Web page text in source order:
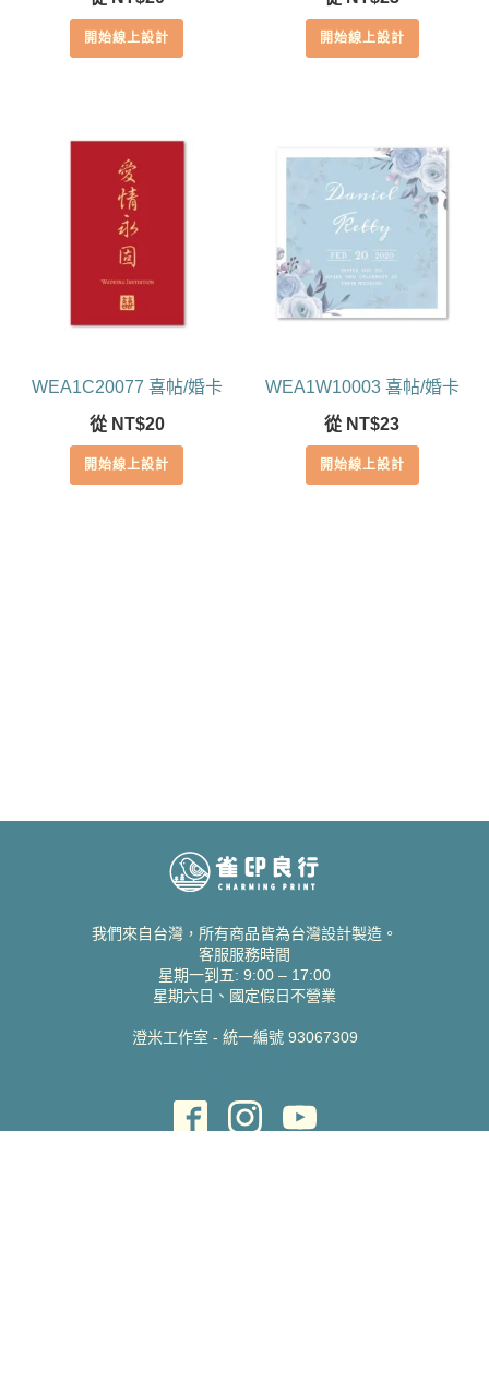
開始線上設計 開始線上設計
WEA1C20077 喜帖/婚卡
從 NT$20
開始線上設計
WEA1W10003 喜帖/婚卡
從 NT$23
開始線上設計
我們來自台灣，所有商品皆為台灣設計製造。
客服服務時間
星期一到五: 9:00 – 17:00
星期六日、國定假日不營業
澄米工作室 - 統一編號 93067309